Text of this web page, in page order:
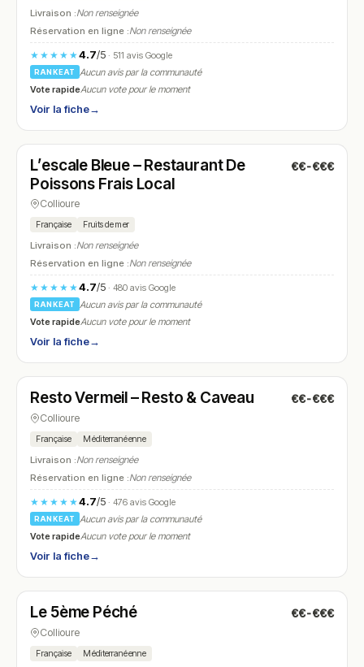
Livraison :Non renseignée
Réservation en ligne :Non renseignée
★★★★★4.7/5· 511 avis Google
RANKEAT
Aucun avis par la communauté
Vote rapideAucun vote pour le moment
Voir la fiche→
N° 12
L’escale Bleue – Restaurant De
Poissons Frais Local
€€-€€€
Collioure
Française Fruits de mer
Livraison :Non renseignée
Réservation en ligne :Non renseignée
★★★★★4.7/5· 480 avis Google
RANKEAT
Aucun avis par la communauté
Vote rapideAucun vote pour le moment
Voir la fiche→
N° 13
Resto Vermeil – Resto & Caveau €€-€€€
Collioure
Française Méditerranéenne
Livraison :Non renseignée
Réservation en ligne :Non renseignée
★★★★★4.7/5· 476 avis Google
RANKEAT
Aucun avis par la communauté
Vote rapideAucun vote pour le moment
Voir la fiche→
N° 14
Le 5ème Péché €€-€€€
Collioure
Française Méditerranéenne